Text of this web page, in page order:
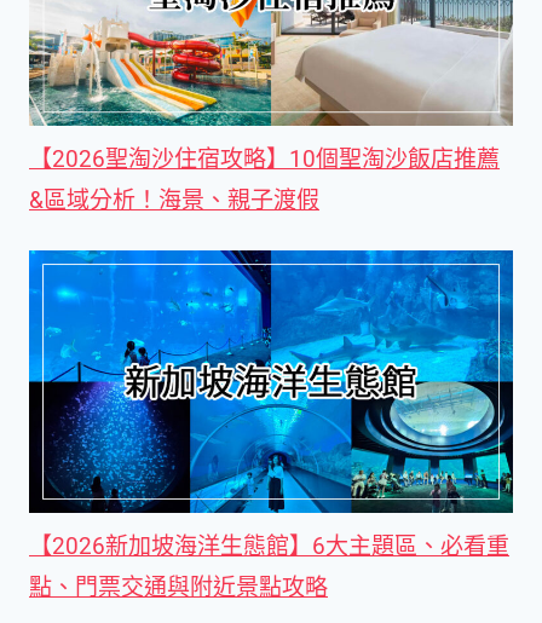
【2026聖淘沙住宿攻略】10個聖淘沙飯店推薦
&區域分析！海景、親子渡假
【2026新加坡海洋生態館】6大主題區、必看重
點、門票交通與附近景點攻略